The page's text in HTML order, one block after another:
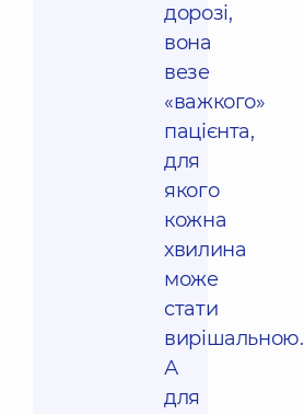
дорозі,
вона
везе
«важкого»
пацієнта,
для
якого
кожна
хвилина
може
стати
вирішальною.
А
для